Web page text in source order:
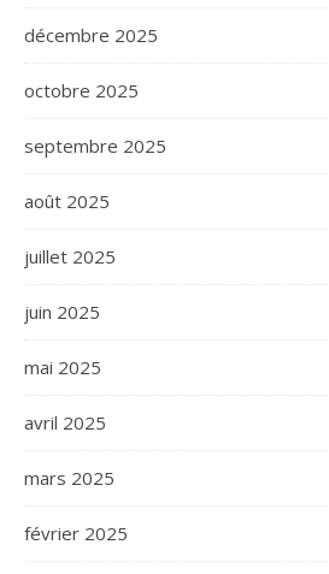
décembre 2025
octobre 2025
septembre 2025
août 2025
juillet 2025
juin 2025
mai 2025
avril 2025
mars 2025
février 2025